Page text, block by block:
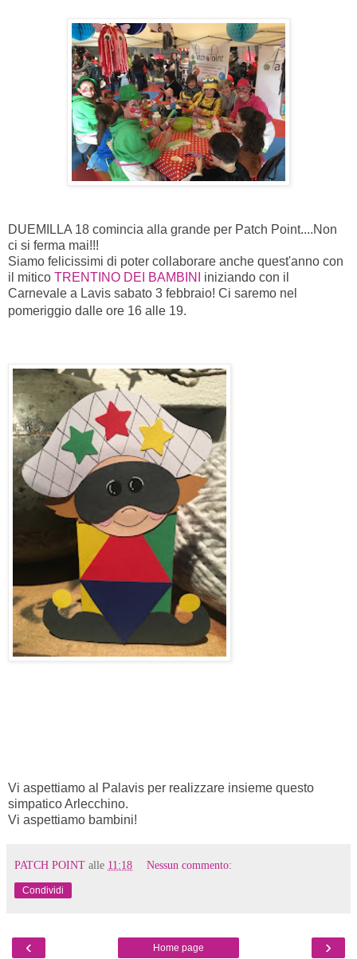
DUEMILLA 18 comincia alla grande per Patch Point....Non
ci si ferma mai!!!
Siamo felicissimi di poter collaborare anche quest'anno con
il mitico TRENTINO DEI BAM BINI
iniziando con il
Carnevale a Lavis sabato 3 febbraio! Ci saremo nel
pomeriggio dalle ore 16 alle 19.
Vi aspettiamo al Palavis per realizzare insieme questo
simpatico Arlecchino.
Vi aspettiamo bambini!
PATCH POINT alle 11:18 Nessun commento:
Condividi
‹ ›
Home page